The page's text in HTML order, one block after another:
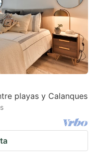
playas y Calanques